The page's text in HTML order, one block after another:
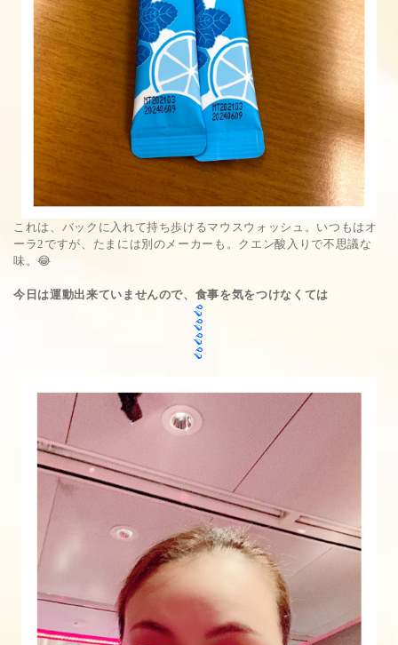
これは、バックに入れて持ち歩けるマウスウォッシュ。いつもはオ
ーラ2ですが、たまには別のメーカーも。クエン酸入りで不思議な
味。😂
今日は運動出来ていませんので、食事を気をつけなくては